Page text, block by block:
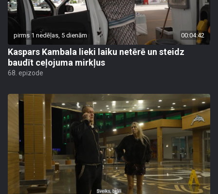
pirms 1 nedēļas, 5 dienām 00:04:42
Kaspars Kambala lieki laiku netērē un steidz
baudīt ceļojuma mirkļus
68. epizode